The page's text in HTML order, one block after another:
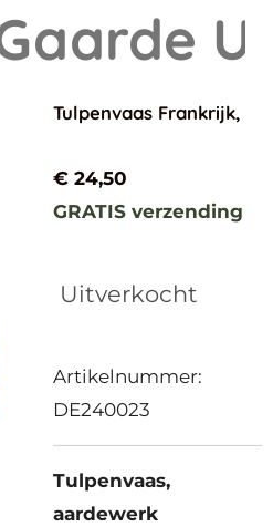
Tulpenvaas Frankrijk,
€ 24,50
GRATIS verzending
Uitverkocht
Artikelnummer:
DE240023
Tulpenvaas,
aardewerk